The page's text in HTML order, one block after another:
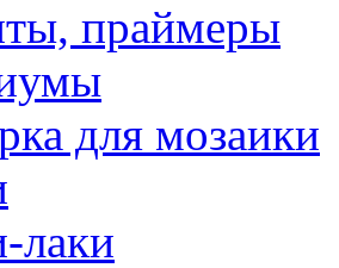
праймеры
для мозаики
лаки